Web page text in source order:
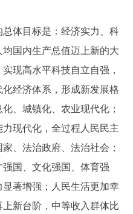
体目标是：经济实力、科
国内生产总值迈上新的大
现高水平科技自立自强，
经济体系，形成新发展格
、城镇化、农业现代化；
现代化，全过程人民民主
、法治政府、法治社会；
国、文化强国、体育强
著增强；人民生活更加幸
新台阶，中等收入群体比